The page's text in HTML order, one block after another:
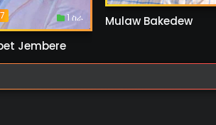
1 ስራ
Jembere
Mulaw Bakedew